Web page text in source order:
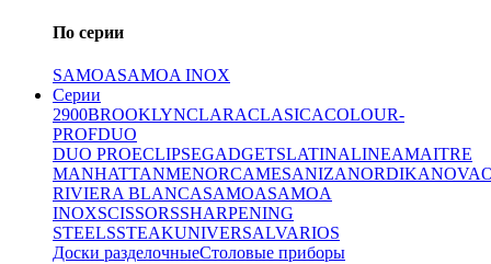
По серии
SAMOASAMOA INOX
Серии
2900BROOKLYNCLARACLASICACOLOUR-
PROFDUO
DUO PROECLIPSEGADGETSLATINALINEAMAITRE
MANHATTANMENORCAMESANIZANORDIKANOVA
RIVIERA BLANCASAMOASAMOA
INOXSCISSORSSHARPENING
STEELSSTEAKUNIVERSALVARIOS
Доски разделочныеСтоловые приборы